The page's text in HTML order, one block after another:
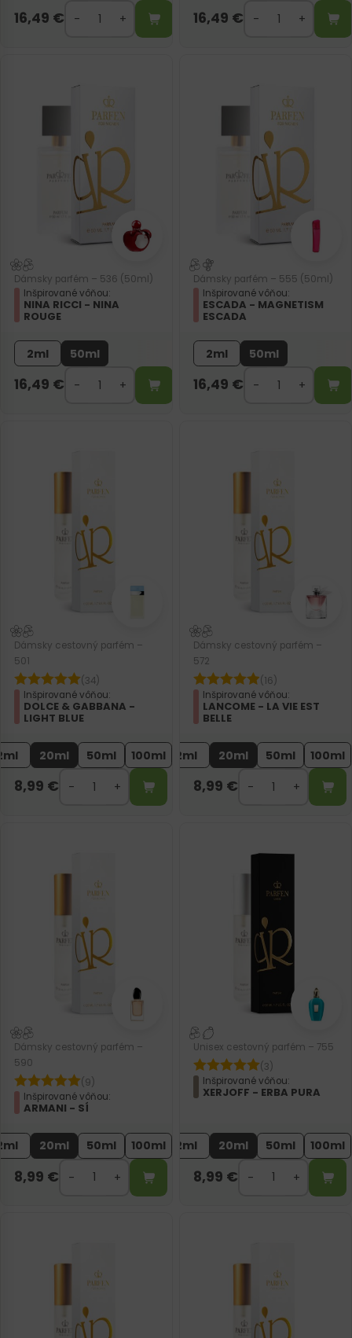
16,49 € 16,49 €
Dámsky parfém – 536 (50ml)
Inšpirované vôňou:
NINA RICCI - NINA
ROUGE
2ml 50ml
16,49 €
Dámsky parfém – 555 (50ml)
Inšpirované vôňou:
ESCADA - MAGNETISM
ESCADA
2ml 50ml
16,49 €
Dámsky cestovný parfém –
501
(34)
Inšpirované vôňou:
DOLCE & GABBANA -
LIGHT BLUE
20ml 50ml 100ml
8,99 €
Dámsky cestovný parfém –
572
(16)
Inšpirované vôňou:
LANCOME - LA VIE EST
BELLE
2ml 20ml 50ml 100ml
8,99 €
Dámsky cestovný parfém –
590
(9)
Inšpirované vôňou:
ARMANI - SÍ
20ml 50ml 100ml
8,99 €
Unisex cestovný parfém – 755
(3)
Inšpirované vôňou:
XERJOFF - ERBA PURA
2ml 20ml 50ml 100ml
8,99 €